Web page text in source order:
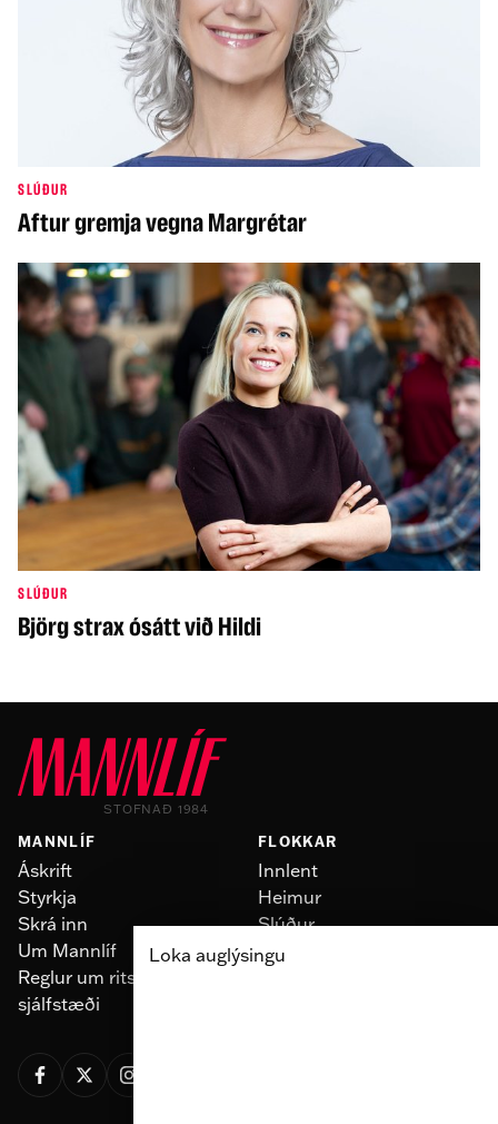
SLÚÐUR
Aftur gremja vegna Margrétar
SLÚÐUR
Björg strax ósátt við Hildi
STOFNAÐ 1984
MANNLÍF
Áskrift
Styrkja
Skrá inn
Um Mannlíf
Reglur um ritstjórnarlegt
sjálfstæði
FLOKKAR
Innlent
Heimur
Slúður
Skoðun
Loka auglýsingu